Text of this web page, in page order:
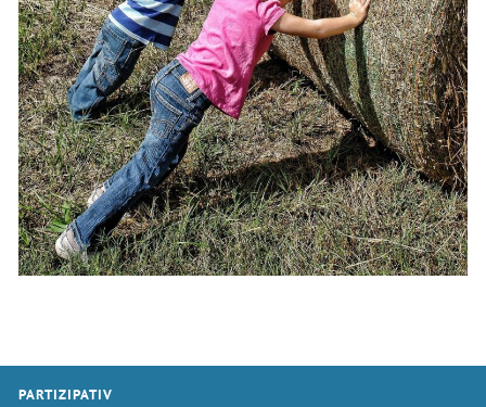
PARTIZIPATIV